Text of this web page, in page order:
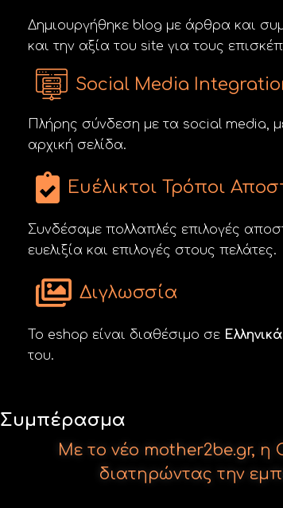
Δημιουργήθηκε blog με άρθρα και
και την αξία του site για τους
Social Media
Πλήρης σύνδεση με τα social media,
αρχική σελίδα.
Ευέλικτοι Τρόποι
Συνδέσαμε πολλαπλές επιλογές
ευελιξία και επιλογές στους πελάτες.
Διγλωσσία
Το eshop είναι διαθέσιμο σε
του.
Με το νέο mother2be.gr,
διατηρώντας την